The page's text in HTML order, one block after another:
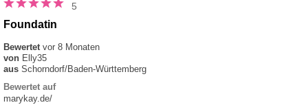
5
Foundatin
Bewertet vor 8 Monaten
von Elly35
aus Schorndorf/Baden-Württemberg
Bewertet auf
marykay.de/